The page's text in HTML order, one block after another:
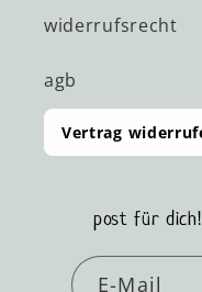
widerrufsrecht
agb
Vertrag
post für dich!
E-Mail